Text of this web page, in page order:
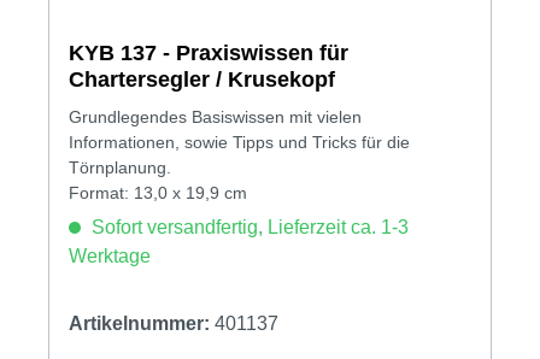
KYB 137 - Praxiswissen für
Chartersegler / Krusekopf
Grundlegendes Basiswissen mit vielen
Informationen, sowie Tipps und Tricks für die
Törnplanung.
Format: 13,0 x 19,9 cm
Sofort versandfertig, Lieferzeit ca. 1-3
Werktage
Artikelnummer: 401137